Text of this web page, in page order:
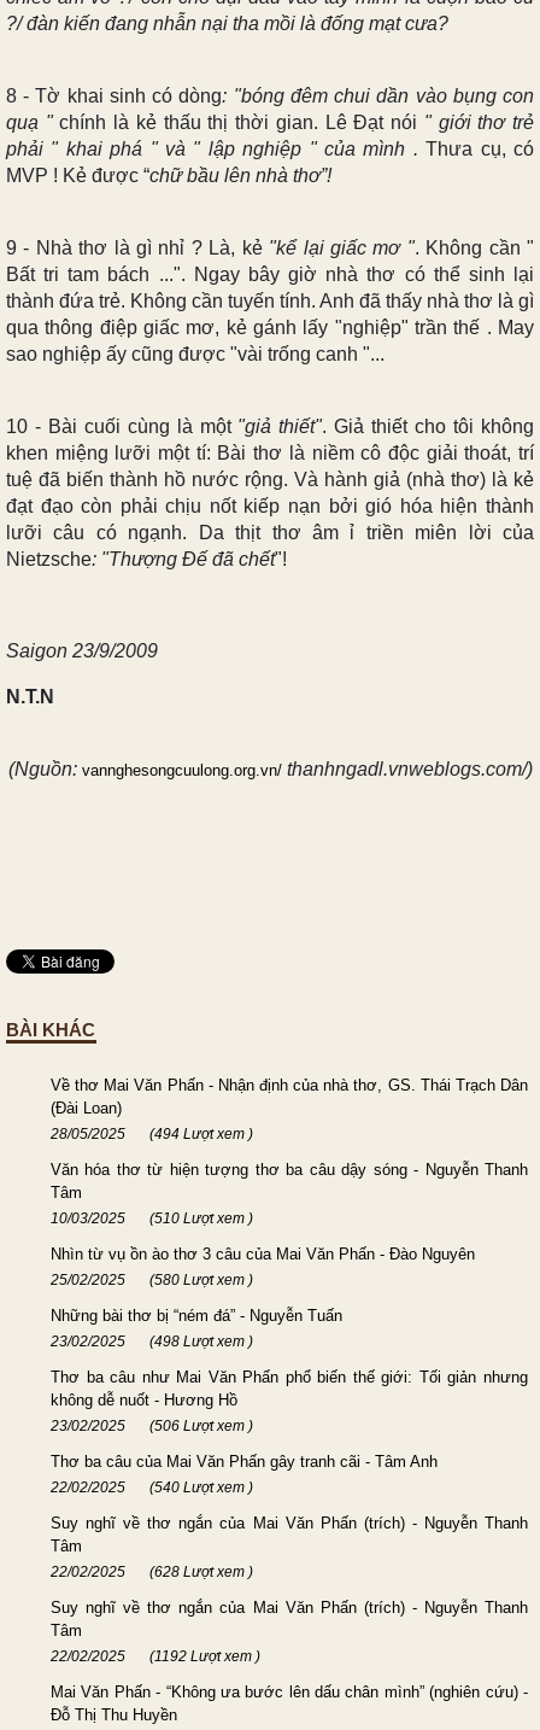
?/ đàn kiến đang nhẫn nại tha mồi là đống mạt cưa?
8 - Tờ khai sinh có dòng: "bóng đêm chui dần vào bụng con
quạ "chính là kẻ thấu thị thời gian. Lê Đạt nói " giới thơ trẻ
phải " khai phá " và " lập nghiệp " của mình . Thưa cụ, có
MVP ! Kẻ được “chữ bầu lên nhà thơ”!
9 - Nhà thơ là gì nhỉ ? Là, kẻ "kể lại giấc mơ ". Không cần "
Bất tri tam bách ...". Ngay bây giờ nhà thơ có thể sinh lại
thành đứa trẻ. Không cần tuyến tính. Anh đã thấy nhà thơ là gì
qua thông điệp giấc mơ, kẻ gánh lấy "nghiệp" trần thế . May
sao nghiệp ấy cũng được "vài trống canh "...
10 - Bài cuối cùng là một "giả thiết". Giả thiết cho tôi không
khen miệng lưỡi một tí: Bài thơ là niềm cô độc giải thoát, trí
tuệ đã biến thành hồ nước rộng. Và hành giả (nhà thơ) là kẻ
đạt đạo còn phải chịu nốt kiếp nạn bởi gió hóa hiện thành
lưỡi câu có ngạnh. Da thịt thơ âm ỉ triền miên lời của
Nietzsche: "Thượng Đế đã chết"!
Saigon 23/9/2009
N.T.N
(Nguồn: vannghesongcuulong.org.vn/thanhngadl.vnweblogs.com/)
BÀI KHÁC
Về thơ Mai Văn Phấn - Nhận định của nhà thơ, GS. Thái Trạch Dân
(Đài Loan)
28/05/2025 (494 Lượt xem )
Văn hóa thơ từ hiện tượng thơ ba câu dậy sóng - Nguyễn Thanh
Tâm
10/03/2025 (510 Lượt xem )
Nhìn từ vụ ồn ào thơ 3 câu của Mai Văn Phấn - Đào Nguyên
25/02/2025 (580 Lượt xem )
Những bài thơ bị “ném đá” - Nguyễn Tuấn
23/02/2025 (498 Lượt xem )
Thơ ba câu như Mai Văn Phấn phổ biến thế giới: Tối giản nhưng
không dễ nuốt - Hương Hồ
23/02/2025 (506 Lượt xem )
Thơ ba câu của Mai Văn Phấn gây tranh cãi - Tâm Anh
22/02/2025 (540 Lượt xem )
Suy nghĩ về thơ ngắn của Mai Văn Phấn (trích) - Nguyễn Thanh
Tâm
22/02/2025 (628 Lượt xem )
Suy nghĩ về thơ ngắn của Mai Văn Phấn (trích) - Nguyễn Thanh
Tâm
22/02/2025 (1192 Lượt xem )
Mai Văn Phấn - “Không ưa bước lên dấu chân mình” (nghiên cứu) -
Đỗ Thị Thu Huyền